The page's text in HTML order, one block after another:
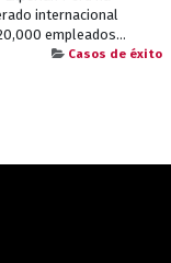
internacional
empleados...
Casos de éxito